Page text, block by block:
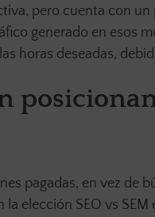
pero cuenta con
generado en esos
horas deseadas,
pagadas, en vez de
elección SEO vs